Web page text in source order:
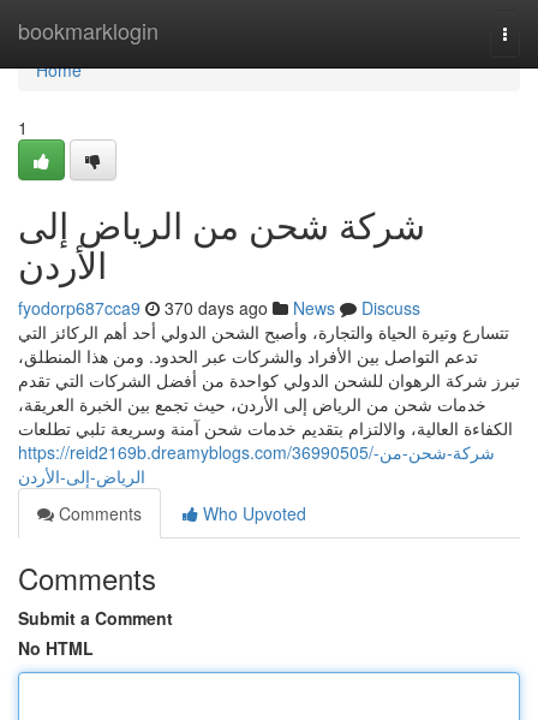
bookmarklogin
Home
Home
1
شركة شحن من الرياض إلى
الأردن
fyodorp687cca9 370 days ago News
Discuss
تتسارع وتيرة الحياة والتجارة، وأصبح الشحن الدولي أحد أهم الركائز التي
تدعم التواصل بين الأفراد والشركات عبر الحدود. ومن هذا المنطلق،
تبرز شركة الرهوان للشحن الدولي كواحدة من أفضل الشركات التي تقدم
خدمات شحن من الرياض إلى الأردن، حيث تجمع بين الخبرة العريقة،
الكفاءة العالية، والالتزام بتقديم خدمات شحن آمنة وسريعة تلبي تطلعات
https://reid2169b.dreamyblogs.com/36990505/شركة-شحن-من-
الرياض-إلى-الأردن
Comments
Who Upvoted
Comments
Submit a Comment
No HTML